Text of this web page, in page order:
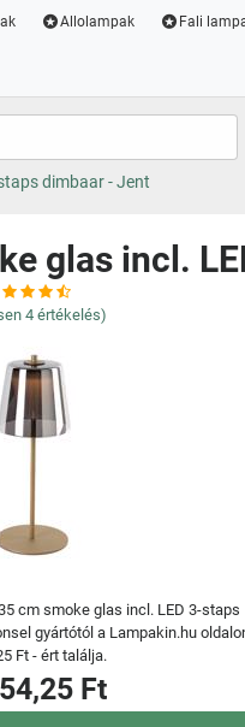
Allolampak Fali
dimbaar - Jent
glas incl.
4 értékelés)
cm smoke glas incl. LED 3-staps
gyártótól a Lampakin.hu
Ft - ért találja.
Ft